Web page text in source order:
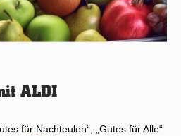
ALDI
für Nachteulen“, „Gutes für Alle“